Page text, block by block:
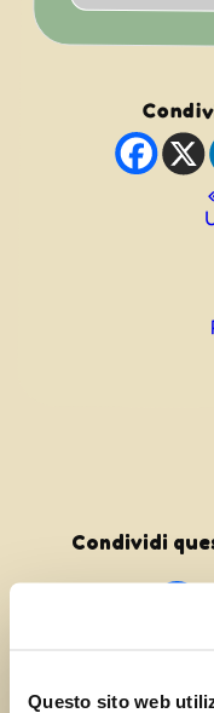
Questo sito web
Condividi